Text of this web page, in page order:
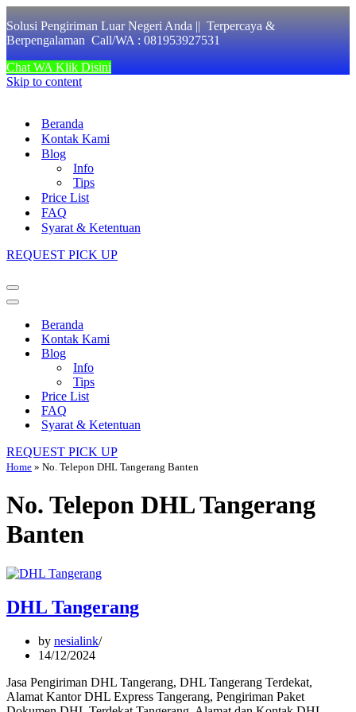
Solusi Pengiriman Luar Negeri Anda || Terpercaya &
Berpengalaman Call/WA : 081953927531
Chat WA Klik Disini
Skip to content
Beranda
Kontak Kami
Blog
Info
Tips
Price List
FAQ
Syarat & Ketentuan
REQUEST PICK UP
Navigation
Menu
Navigation
Beranda
Kontak Kami
Blog
Info
Tips
Price List
FAQ
Syarat & Ketentuan
REQUEST PICK UP
Home » No. Telepon DHL Tangerang Banten
No. Telepon DHL Tangerang
Banten
DHL Tangerang
by nesialink
14/12/2024
Jasa Pengiriman DHL Tangerang, DHL Tangerang Terdekat,
Alamat Kantor DHL Express Tangerang, Pengiriman Paket